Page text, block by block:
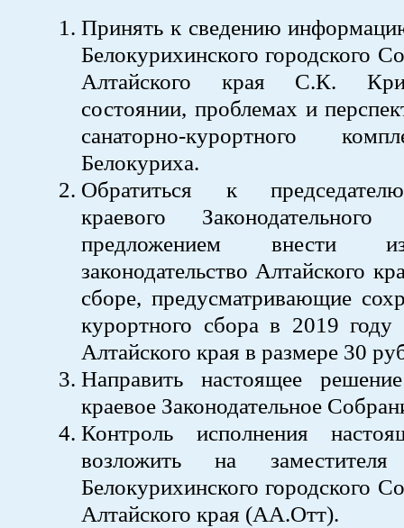
Принять к сведению
Белокурихинского городского
Алтайского края С.К.
состоянии, проблемах и
санаторно-курортного
Белокуриха.
Обратиться к
краевого
предложением внести
законодательство Алтайского
сборе, предусматривающие
курортного сбора в 2019 году
Алтайского края в размере 30
Направить настоящее
краевое Законодательное
Контроль исполнения
возложить на заместителя
Белокурихинского городского
Алтайского края (АА.Отт).